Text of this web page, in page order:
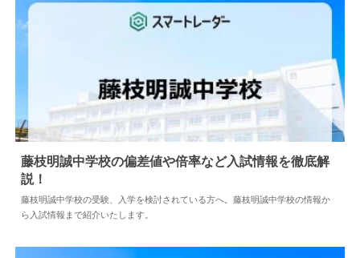
中学情報 2026.08.04
藤枝明誠中学校の偏差値や倍率など入試情報を徹底解
説！
藤枝明誠中学校の受験、入学を検討されている方へ。藤枝明誠中学校の情報か
ら入試情報まで紹介いたします。